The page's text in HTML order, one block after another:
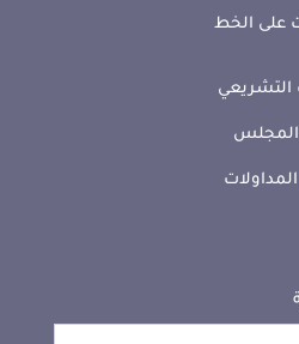
على الخط
التشريعي
المجلس